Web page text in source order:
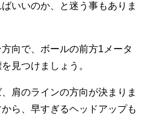
いいのか、と迷う事もありま
向で、ボールの前方1メータ
見つけましょう。
肩のラインの方向が決まりま
ら、早すぎるヘッドアップも